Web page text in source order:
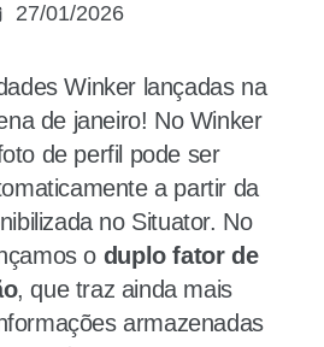
27/01/2026
Winker lançadas na
de janeiro! No Winker
de perfil pode ser
a partir da
no Situator. No
o duplo fator de
, que traz ainda mais
armazenadas